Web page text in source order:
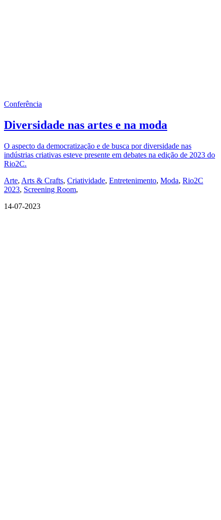
Conferência
Diversidade nas artes e na moda
O aspecto da democratização e de busca por diversidade nas
indústrias criativas esteve presente em debates na edição de 2023 do
Rio2C.
Arte, Arts & Crafts, Criatividade, Entretenimento, Moda, Rio2C
2023, Screening Room,
14-07-2023